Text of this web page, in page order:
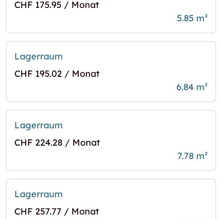
CHF 175.95 / Monat
5.85 m²
Lagerraum
CHF 195.02 / Monat
6.84 m²
Lagerraum
CHF 224.28 / Monat
7.78 m²
Lagerraum
CHF 257.77 / Monat